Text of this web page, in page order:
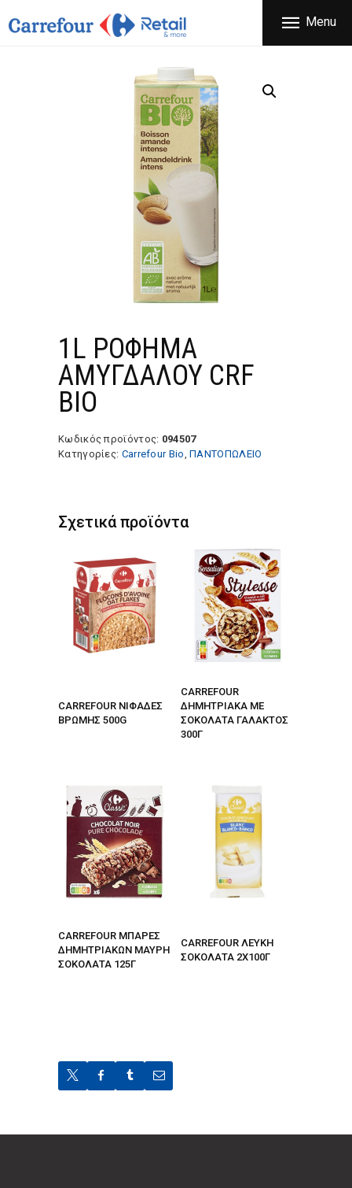
Menu
CARREFOUR
ΕΤΑΙΡΕΙΑ
ΠΡΟΪΟΝΤΑ
ΚΑΤΑΣΤΗΜΑΤΑ
ΠΡΟΣΦΟΡΕΣ
FRANCHISE
ΕΠΙΚΟΙΝΩΝΙΑ
1L ΡΟΦΗΜΑ
ΑΜΥΓΔΑΛΟΥ CRF
BIO
Κωδικός προϊόντος: 094507
Κατηγορίες: Carrefour Bio ,ΠΑΝΤΟΠΩΛΕΙΟ
Σχετικά προϊόντα
CARREFOUR ΝΙΦΑΔΕΣ
ΒΡΩΜΗΣ 500G
CARREFOUR
ΔΗΜΗΤΡΙΑΚA ME
ΣΟΚΟΛΑΤΑ ΓΑΛΑΚΤΟΣ
300Γ
CARREFOUR ΜΠΑΡΕΣ
ΔΗΜΗΤΡΙΑΚΩΝ ΜΑΥΡΗ
ΣΟΚΟΛΑΤΑ 125Γ
CARREFOUR ΛΕΥΚΗ
ΣΟΚΟΛΑΤΑ 2Χ100Γ